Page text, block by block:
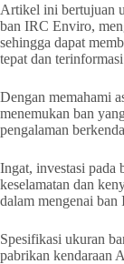
Artikel ini bertujuan
ban IRC Enviro,
sehingga dapat
tepat dan
Dengan memahami
menemukan ban
pengalaman
Ingat, investasi pada
keselamatan dan
dalam mengenai
Spesifikasi ukuran
pabrikan kendaraan